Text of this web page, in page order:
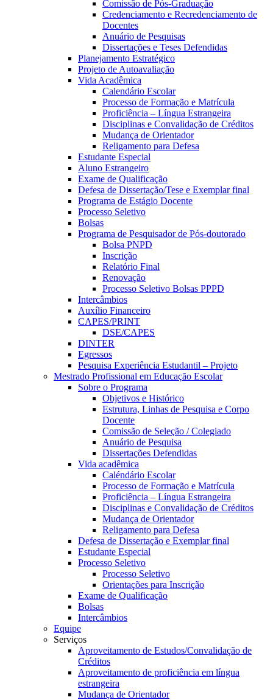
Comissão de Pós-Graduação
Credenciamento e Recredenciamento de
Docentes
Anuário de Pesquisas
Dissertações e Teses Defendidas
Planejamento Estratégico
Projeto de Autoavaliação
Vida Acadêmica
Calendário Escolar
Processo de Formação e Matrícula
Proficiência – Língua Estrangeira
Disciplinas e Convalidação de Créditos
Mudança de Orientador
Religamento para Defesa
Estudante Especial
Aluno Estrangeiro
Exame de Qualificação
Defesa de Dissertação/Tese e Exemplar final
Programa de Estágio Docente
Processo Seletivo
Bolsas
Programa de Pesquisador de Pós-doutorado
Bolsa PNPD
Inscrição
Relatório Final
Renovação
Processo Seletivo Bolsas PPPD
Intercâmbios
Auxílio Financeiro
CAPES/PRINT
DSE/CAPES
DINTER
Egressos
Pesquisa Experiência Estudantil – Projeto
Mestrado Profissional em Educação Escolar
Sobre o Programa
Objetivos e Histórico
Estrutura, Linhas de Pesquisa e Corpo
Docente
Comissão de Seleção / Colegiado
Anuário de Pesquisa
Dissertações Defendidas
Vida acadêmica
Caléndário Escolar
Processo de Formação e Matrícula
Proficiência – Língua Estrangeira
Disciplinas e Convalidação de Créditos
Mudança de Orientador
Religamento para Defesa
Defesa de Dissertação e Exemplar final
Estudante Especial
Processo Seletivo
Processo Seletivo
Orientações para Inscrição
Exame de Qualificação
Bolsas
Intercâmbios
Equipe
Serviços
Aproveitamento de Estudos/Convalidação de
Créditos
Aproveitamento de proficiência em língua
estrangeira
Mudança de Orientador